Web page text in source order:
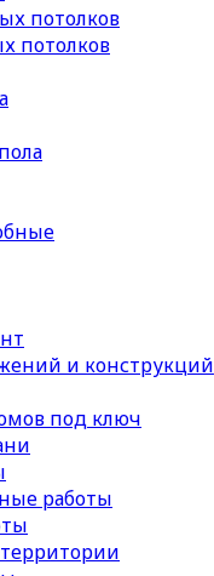
потолков
потолков
и конструкций
под ключ
работы
территории